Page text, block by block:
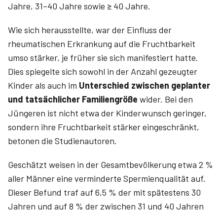
Jahre, 31–40 Jahre sowie ≥ 40 Jahre.
Wie sich herausstellte, war der Einfluss der
rheumatischen Erkrankung auf die Fruchtbarkeit
umso stärker, je früher sie sich manifestiert hatte.
Dies spiegelte sich sowohl in der Anzahl gezeugter
Kinder als auch im Unterschied zwischen geplanter
und tatsächlicher Familiengröße wider. Bei den
Jüngeren ist nicht etwa der Kinderwunsch geringer,
sondern ihre Fruchtbarkeit stärker eingeschränkt,
betonen die Studienautoren.
Geschätzt weisen in der Gesamtbevölkerung etwa 2 %
aller Männer eine verminderte Spermienqualität auf.
Dieser Befund traf auf 6,5 % der mit spätestens 30
Jahren und auf 8 % der zwischen 31 und 40 Jahren